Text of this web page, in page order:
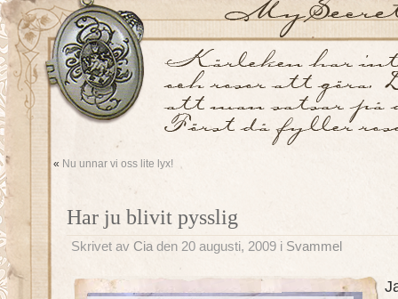
« Nu unnar vi oss lite lyx!
Har ju blivit pysslig
Skrivet av Cia den 20 augusti, 2009 i Svammel